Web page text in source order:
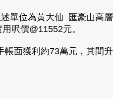
單位為黃大仙 匯豪山高
呎價@11552元。
面獲利約73萬元，其間